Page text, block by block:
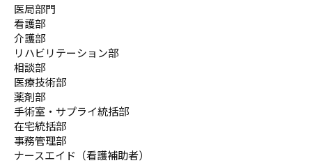
医局部門
看護部
介護部
リハビリテーション部
相談部
医療技術部
薬剤部
手術室・サプライ統括部
在宅統括部
事務管理部
ナースエイド（看護補助者）